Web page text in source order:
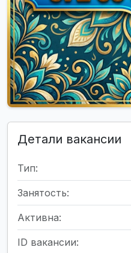
Детали вакансии
Тип:
Занятость:
Активна:
ID вакансии: